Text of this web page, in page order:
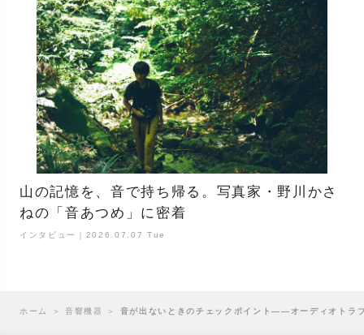
山の記憶を、音で持ち帰る。写真家・野川かさ
ねの「音あつめ」に密着
インタビュー｜2026.07.07 Tue
ホーム ＞ 音響機器 ＞ 音が出ないときのチェックポイント——オーディオトラ